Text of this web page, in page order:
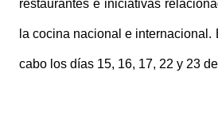
restaurantes e iniciativas
la cocina nacional e internacional.
cabo los días 15, 16, 17, 22 y 23